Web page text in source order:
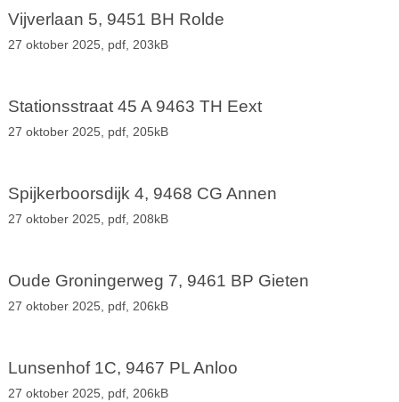
Vijverlaan 5, 9451 BH Rolde
27 oktober 2025, pdf, 203kB
Stationsstraat 45 A 9463 TH Eext
27 oktober 2025, pdf, 205kB
Spijkerboorsdijk 4, 9468 CG Annen
27 oktober 2025, pdf, 208kB
Oude Groningerweg 7, 9461 BP Gieten
27 oktober 2025, pdf, 206kB
Lunsenhof 1C, 9467 PL Anloo
27 oktober 2025, pdf, 206kB